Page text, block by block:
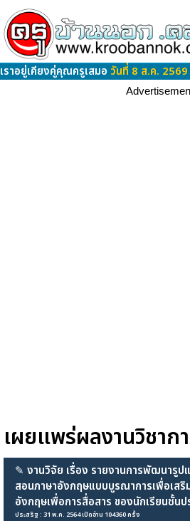
เราอยู่เคียงคู่คุณครูเสมอ วันที่ 8 ส.ค. 2569
เผยแพร่ผลงานวิชาก
✎ งานวิจัย เรื่อง รายงานการพัฒนารูป
สอนภาษาอังกฤษแบบบูรณาการเพื่อเสริ
อังกฤษเพื่อการสื่อสาร ของนักเรียนชั้นป
ประสริฐ : 31 พ.ค. 2564 เปิดอ่าน 104360 ครั้ง